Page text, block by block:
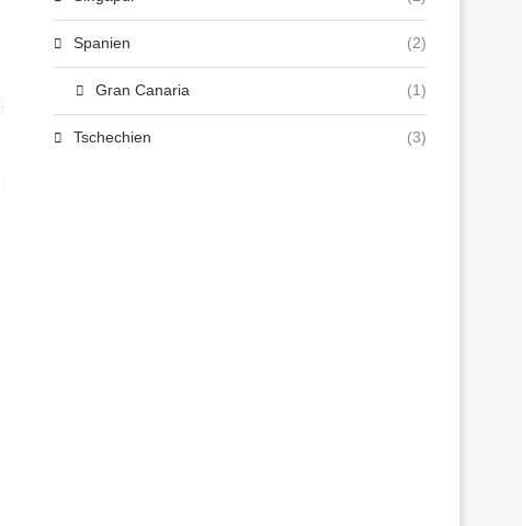
Spanien (2)
Gran Canaria (1)
Tschechien (3)